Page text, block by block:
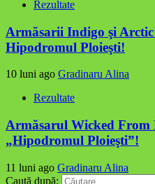
Rezultate
Armăsarii Indigo şi
Hipodromul Ploieşti!
10 luni ago Gradinaru Alina
Rezultate
Armăsarul Wicked From
„Hipodromul Ploieşti”!
11 luni ago Gradinaru Alina
Caută după: